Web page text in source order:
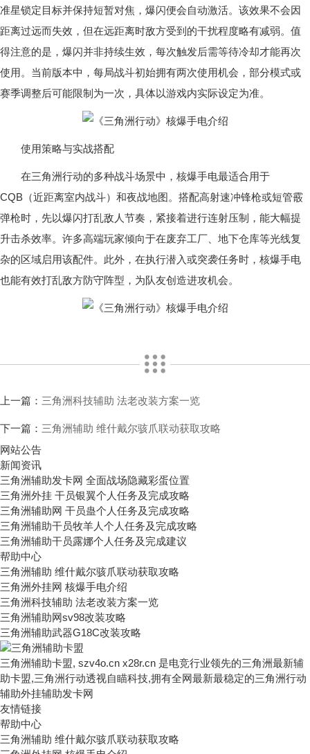
准星锁定目标并保持短暂对焦，爆闪便会自动激活。该效果不会因
距离过远而失效，但在远距离时敌方受到的干扰程度略有减弱。值
得注意的是，爆闪并非持续生效，每次触发后需等待冷却才能再次
使用。当前版本中，每局战斗初始拥有两次使用机会，部分模式或
赛季调整后可能限制为一次，具体以游戏内实际设定为准。
使用策略与实战搭配
在三角洲行动的多种战斗场景中，核爆手电最适合用于
CQB（近距离室内战斗）和夜战地图。搭配高射速冲锋枪或短管霰
弹枪时，先以爆闪打乱敌人节奏，紧接着进行连射压制，能大幅提
升击杀效率。许多高端玩家倾向于在废弃工厂、地下仓库等光线复
杂的区域启用该配件。此外，在执行潜入或突袭任务时，核爆手电
也能有效打乱敌方防守阵型，为队友创造进攻机会。
上一篇： 三角洲科技辅助 法老改装方案一览
下一篇： 三角洲辅助 维什戴尔骇爪联动获取攻略
网站公告
新闻资讯
三角洲辅助发卡网 全面战场隐藏彩蛋位置
三角洲外挂 干员银翼个人任务及完成攻略
三角洲辅助网 干员蛊个人任务及完成攻略
三角洲辅助干员牧羊人个人任务及完成攻略
三角洲辅助干员露娜个人任务及完成建议
帮助中心
三角洲辅助 维什戴尔骇爪联动获取攻略
三角洲外挂网 核爆手电介绍
三角洲科技辅助 法老改装方案一览
三角洲辅助网sv98改装攻略
三角洲辅助武器G18C改装攻略
三角洲辅助卡盟, szv4o.cn x28r.cn 是电竞行业领先的三角洲最新辅
助卡盟,三角洲行动透视自瞄科技,拥有全网最新最稳定的三角洲行动
辅助外挂辅助发卡网
友情链接
帮助中心
三角洲辅助 维什戴尔骇爪联动获取攻略